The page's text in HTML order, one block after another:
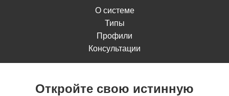
О системе
Типы
Профили
Консультации
Откройте свою истинную